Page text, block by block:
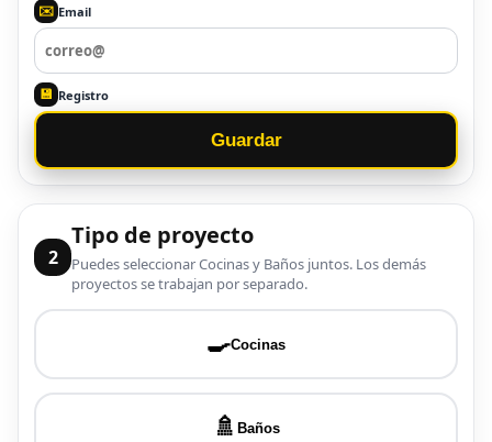
✉️ Email
💾 Registro
Guardar
2
Tipo de proyecto
Puedes seleccionar Cocinas y Baños juntos. Los demás
proyectos se trabajan por separado.
🍳Cocinas
🚿 Baños